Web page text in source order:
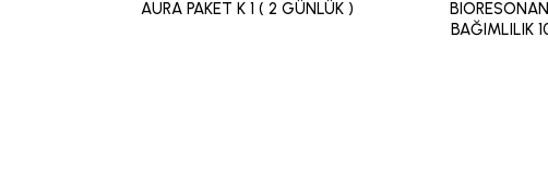
AURA PAKET K 1 ( 2 GÜNLÜK )
BAĞIMLILIK